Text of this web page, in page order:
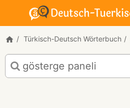
Türkisch-Deutsch Wörterbuch
Türkisch-
Deutsch
Übersetzung